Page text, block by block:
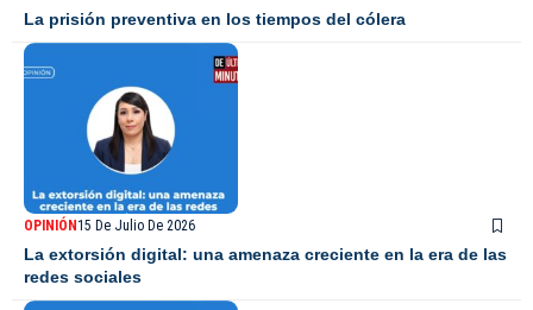
La prisión preventiva en los tiempos del cólera
OPINIÓN15 De Julio De 2026
La extorsión digital: una amenaza creciente en la era de las
redes sociales